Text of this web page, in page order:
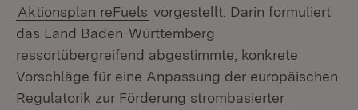
Aktionsplan reFuels vorgestellt. Darin formuliert
das Land Baden-Württemberg
ressortübergreifend abgestimmte, konkrete
Vorschläge für eine Anpassung der europäischen
Regulatorik zur Förderung strombasierter